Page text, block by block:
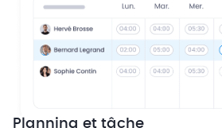
Planning et tâche